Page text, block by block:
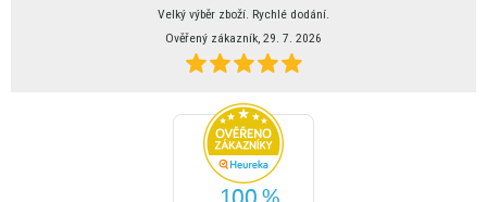
Velký výběr zboží. Rychlé dodání.
Ověřený zákazník, 29. 7. 2026